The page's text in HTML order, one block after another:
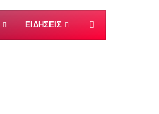
ΕΙΔΗΣΕΙΣ